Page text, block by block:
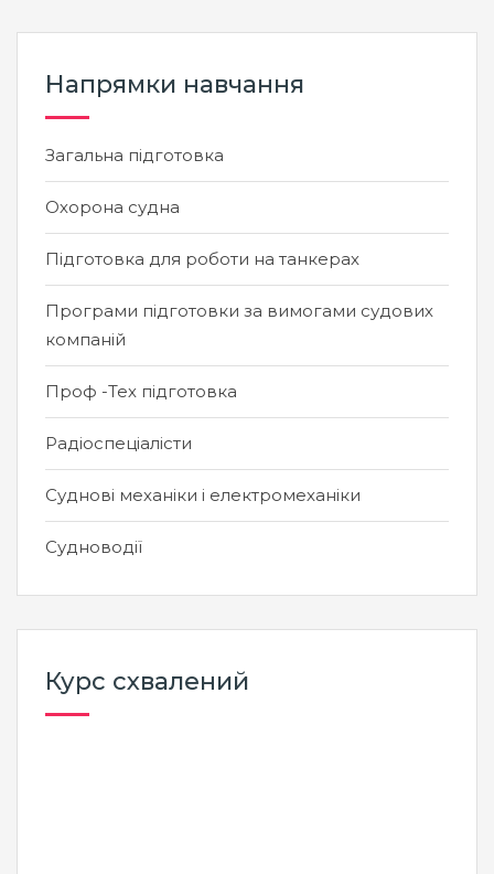
Напрямки навчання
Загальна підготовка
Охорона судна
Підготовка для роботи на танкерах
Програми підготовки за вимогами судових
компаній
Проф -Тех підготовка
Радіоспеціалісти
Суднові механіки і електромеханіки
Судноводії
Курс схвалений